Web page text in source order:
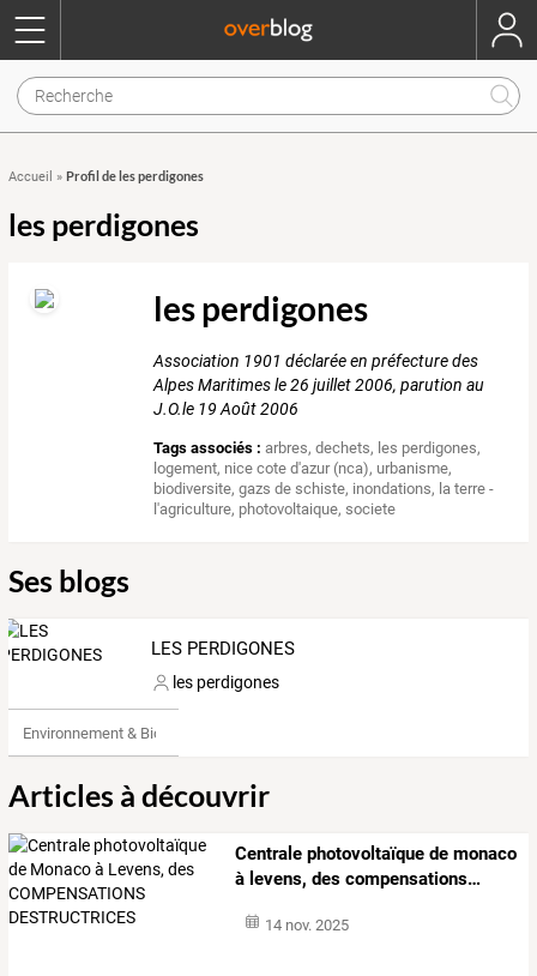
Accueil » Profil de les perdigones
les perdigones
les perdigones
Association 1901 déclarée en préfecture des
Alpes Maritimes le 26 juillet 2006, parution au
J.O.le 19 Août 2006
Tags associés : arbres,dechets, les perdigones,
logement, nice cote d'azur (nca), urbanisme,
biodiversite,gazs de schiste, inondations, la terre -
l'agriculture, photovoltaique,societe
Ses blogs
LES PERDIGONES
les perdigones
Environnement & Bio
Articles à découvrir
Centrale photovoltaïque de monaco
à levens, des compensations…
14 nov. 2025